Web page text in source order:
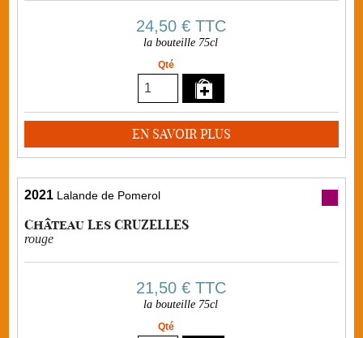
24,50 €TTC
la bouteille 75cl
Qté
EN SAVOIR PLUS
2021 Lalande de Pomerol
Château Les CRUZELLES
rouge
21,50 €TTC
la bouteille 75cl
Qté